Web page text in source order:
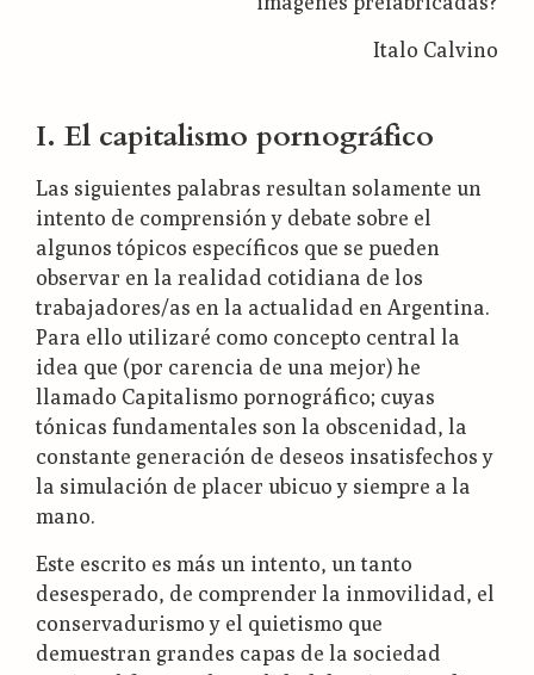
Italo Calvino
I. El capitalismo pornográfico
Las siguientes palabras resultan solamente un
intento de comprensión y debate sobre el
algunos tópicos específicos que se pueden
observar en la realidad cotidiana de los
trabajadores/as en la actualidad en Argentina.
Para ello utilizaré como concepto central la
idea que (por carencia de una mejor) he
llamado Capitalismo pornográfico; cuyas
tónicas fundamentales son la obscenidad, la
constante generación de deseos insatisfechos y
la simulación de placer ubicuo y siempre a la
mano.
Este escrito es más un intento, un tanto
desesperado, de comprender la inmovilidad, el
conservadurismo y el quietismo que
demuestran grandes capas de la sociedad